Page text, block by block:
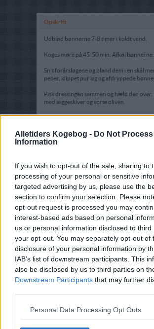
Alletiders Kogebog - Do Not
Information
If you wish to opt-out of the sale, sharing to
processing of your personal or sensitive
targeted advertising by us, please use the
section to confirm your selection. Please
opt-out request is processed you may
interest-based ads based on personal
us or personal information disclosed to
your opt-out. You may separately opt-out of
disclosure of your personal information by
IAB’s list of downstream participants. This
also be disclosed by us to third parties on
Downstream Participants that may further
Personal Data Processing Opt Outs
Opskrift
Udblød bønnerne 7-8 timer i koldt vand.
Koges møre på 45-50 min. Afkøl bønnerne.
Snit forårsløgene og bland dem i en skål
peber, klippet purløg og afdryppede
Pisk dressingen sammen og hæld den over.
med æggeskiver og sorte oliven.
Opskriftsinfo